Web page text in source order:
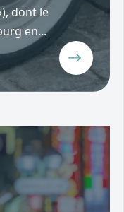
dont le
en...